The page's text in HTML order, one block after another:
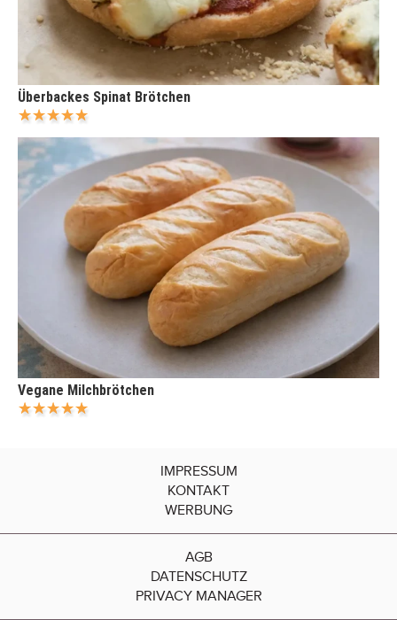
Überbackes Spinat Brötchen
Vegane Milchbrötchen
IMPRESSUM
KONTAKT
WERBUNG
AGB
DATENSCHUTZ
PRIVACY MANAGER